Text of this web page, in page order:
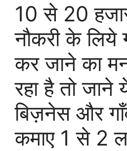
10 से 20
नौकरी के लिये
कर जाने का
रहा है तो जाने
बिज़नेस और
कमाए 1 से 2